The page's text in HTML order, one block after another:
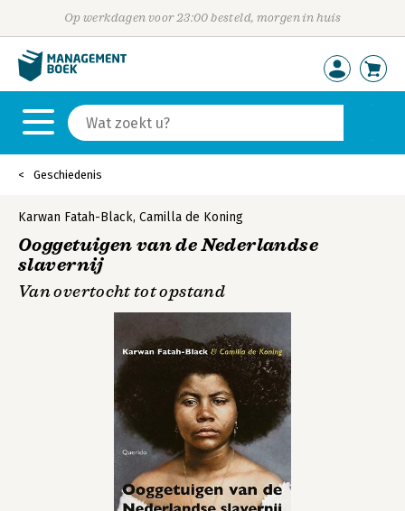
Op werkdagen voor 23:00 besteld, morgen in huis
Geschiedenis
Karwan Fatah-Black, Camilla de Koning
Ooggetuigen van de Nederlandse
slavernij
Van overtocht tot opstand